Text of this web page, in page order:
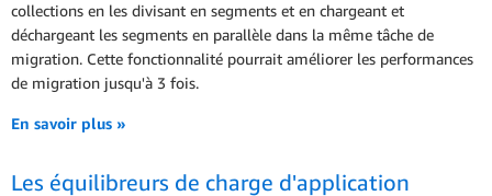
collections en les divisant en segments et en chargeant et
déchargeant les segments en parallèle dans la même tâche de
migration. Cette fonctionnalité pourrait améliorer les performances
de migration jusqu'à 3 fois.
En savoir plus »
Les équilibreurs de charge d'application